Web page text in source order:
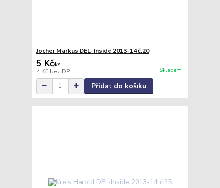
Jocher Markus DEL-Inside 2013-14 č.20
5 Kč/ks
4 Kč bez DPH Skladem
Přidat do košíku